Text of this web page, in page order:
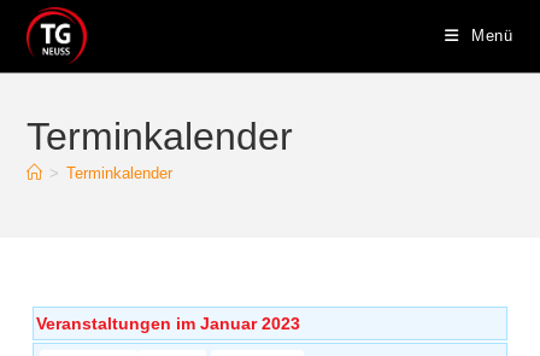
Menü
Terminkalender
> Terminkalender
Veranstaltungen im Januar 2023